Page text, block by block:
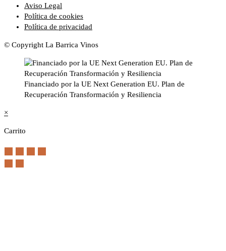
Aviso Legal
Política de cookies
Política de privacidad
© Copyright La Barrica Vinos
Financiado por la UE Next Generation EU. Plan de
Recuperación Transformación y Resiliencia
×
Carrito